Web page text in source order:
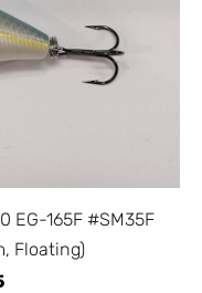
EG-165F #SM35F
Floating)